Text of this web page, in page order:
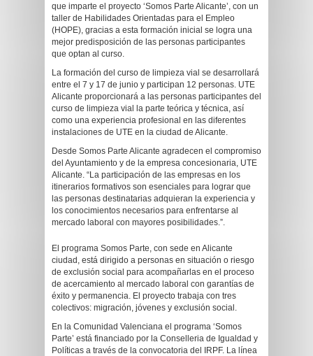
que imparte el proyecto ‘Somos Parte Alicante’, con un
taller de Habilidades Orientadas para el Empleo
(HOPE), gracias a esta formación inicial se logra una
mejor predisposición de las personas participantes
que optan al curso.
La formación del curso de limpieza vial se desarrollará
entre el 7 y 17 de junio y participan 12 personas. UTE
Alicante proporcionará a las personas participantes del
curso de limpieza vial la parte teórica y técnica, así
como una experiencia profesional en las diferentes
instalaciones de UTE en la ciudad de Alicante.
Desde Somos Parte Alicante agradecen el compromiso
del Ayuntamiento y de la empresa concesionaria, UTE
Alicante. “La participación de las empresas en los
itinerarios formativos son esenciales para lograr que
las personas destinatarias adquieran la experiencia y
los conocimientos necesarios para enfrentarse al
mercado laboral con mayores posibilidades.”.
El programa Somos Parte, con sede en Alicante
ciudad, está dirigido a personas en situación o riesgo
de exclusión social para acompañarlas en el proceso
de acercamiento al mercado laboral con garantías de
éxito y permanencia. El proyecto trabaja con tres
colectivos: migración, jóvenes y exclusión social.
En la Comunidad Valenciana el programa ‘Somos
Parte’ está financiado por la Conselleria de Igualdad y
Políticas a través de la convocatoria del IRPF. La línea